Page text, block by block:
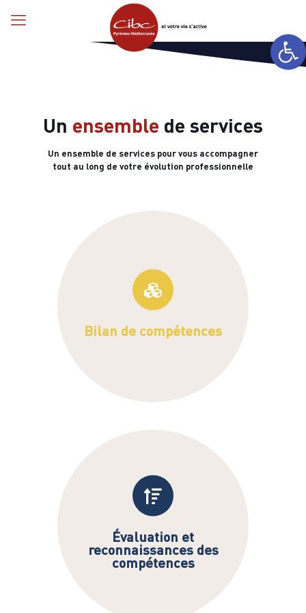
Ouvrir
Un ensemble de services
Un ensemble de services pour vous accompagner
tout au long de votre évolution professionnelle
Bilan de compétences
Faites le bilan et dessinez un projet
sur-mesure.
En savoir plus >
Évaluation et
reconnaissances des
compétences
Faites reconnaître votre expérience
(VAE, Certification CléA, Open
En savoir plus >